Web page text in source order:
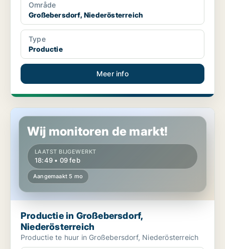
Område
Großebersdorf, Niederösterreich
Type
Productie
Meer info
Productie in Großebersdorf, Niederösterreich
Wij monitoren de markt!
LAATST BIJGEWERKT
18:49 • 09 feb
Aangemaakt 5 mo
Productie in Großebersdorf,
Niederösterreich
Productie te huur in Großebersdorf, Niederösterreich